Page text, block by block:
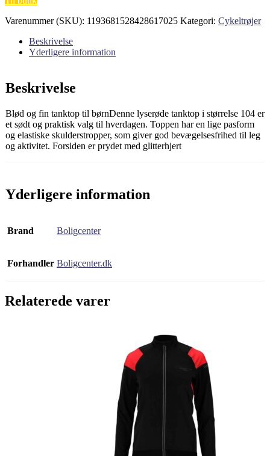
122,00 kr..69,00 kr..
Varenummer (SKU): 1193681528428617025 Kategori: Cykeltrøjer
Beskrivelse
Yderligere information
Beskrivelse
Blød og fin tanktop til børnDenne lyserøde tanktop i størrelse 104 er
et sødt og praktisk valg til hverdagen. Toppen har en lige pasform
og elastiske skulderstropper, som giver god bevægelsesfrihed til leg
og aktivitet. Forsiden er prydet med glitterhjert
Yderligere information
Brand Boligcenter
Forhandler Boligcenter.dk
Relaterede varer